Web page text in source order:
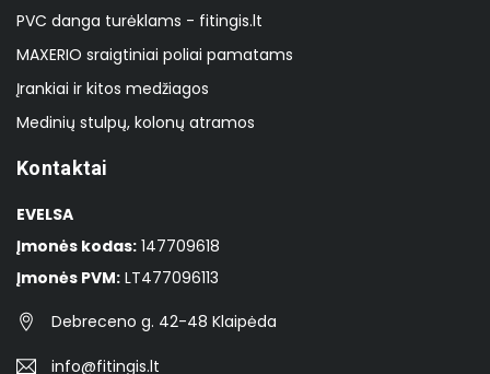
PVC danga turėklams - fitingis.lt
MAXERIO sraigtiniai poliai pamatams
Įrankiai ir kitos medžiagos
Medinių stulpų, kolonų atramos
Kontaktai
EVELSA
Įmonės kodas: 147709618
Įmonės PVM: LT477096113
Debreceno g. 42-48 Klaipėda
info@fitingis.lt